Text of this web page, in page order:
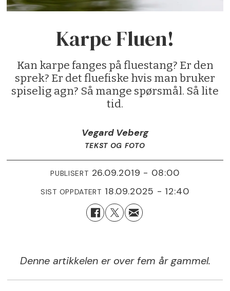
Karpe Fluen!
Kan karpe fanges på fluestang? Er den
sprek? Er det fluefiske hvis man bruker
spiselig agn? Så mange spørsmål. Så lite
tid.
Vegard Veberg
TEKST OG FOTO
PUBLISERT 26.09.2019 - 08:00
SIST OPPDATERT 18.09.2025 - 12:40
Denne artikkelen er over fem år gammel.